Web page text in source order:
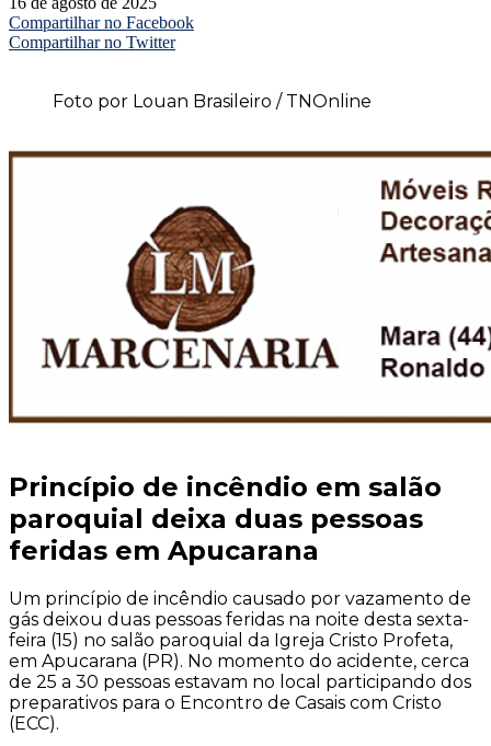
Compartilhar no Facebook
Compartilhar no Twitter
Foto por Louan Brasileiro / TNOnline
Princípio de incêndio em salão
paroquial deixa duas pessoas
feridas em Apucarana
Um princípio de incêndio causado por vazamento de
gás deixou duas pessoas feridas na noite desta sexta-
feira (15) no salão paroquial da Igreja Cristo Profeta,
em Apucarana (PR). No momento do acidente, cerca
de 25 a 30 pessoas estavam no local participando dos
preparativos para o Encontro de Casais com Cristo
(ECC).